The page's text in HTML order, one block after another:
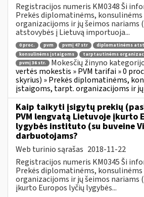
Registracijos numeris KM0348 Ši
Prekės diplomatinėms,
organizacijoms ir jų šeimos nariams
atstovybės į Lietuvą importuoja...
0 proc. pvm pvmį 47 str
diplomatinėms
konsulinėms įstaigoms
tarptautinėms
pvmį 36 str.
Mokesčių žinyno
vertės mokestis » PVM tarifai » 0
skyrius) » Prekės diplomatinėms,
įstaigoms, tarpt. organizacijoms ir jų
Kaip taikyti įsigytų prekių
PVM lengvatą Lietuvoje įkurto
lygybės instituto (su buveine
darbuotojams?
Web turinio sąrašas 2018-11-22
Registracijos numeris KM0345 Ši
Prekės diplomatinėms,
organizacijoms ir jų šeimos nariams
įkurto Europos lyčių lygybės...